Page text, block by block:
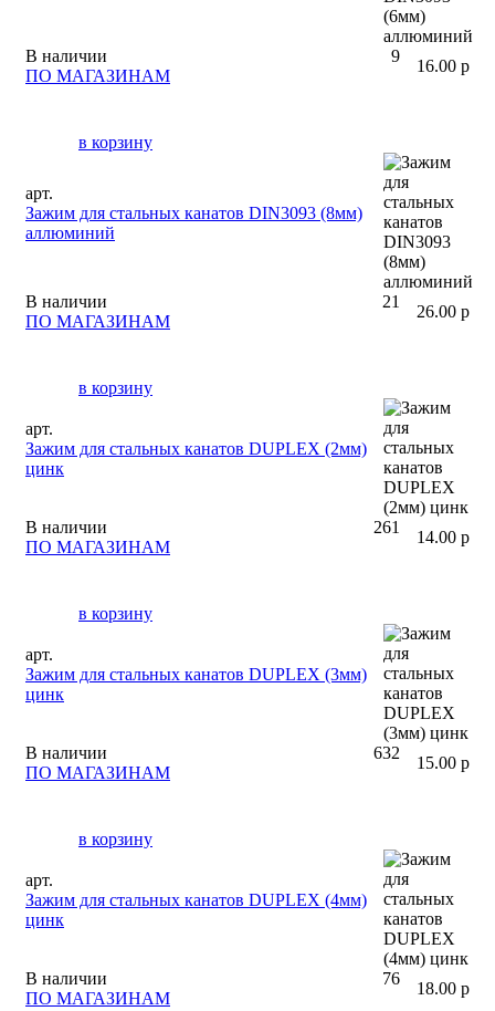
В наличии
9
ПО МАГАЗИНАМ
16.00 р
в корзину
арт.
Зажим для стальных канатов DIN3093 (8мм)
аллюминий
В наличии
21
ПО МАГАЗИНАМ
26.00 р
в корзину
арт.
Зажим для стальных канатов DUPLEX (2мм)
цинк
В наличии
261
ПО МАГАЗИНАМ
14.00 р
в корзину
арт.
Зажим для стальных канатов DUPLEX (3мм)
цинк
В наличии
632
ПО МАГАЗИНАМ
15.00 р
в корзину
арт.
Зажим для стальных канатов DUPLEX (4мм)
цинк
В наличии
76
ПО МАГАЗИНАМ
18.00 р